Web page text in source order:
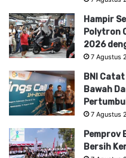
Hampir
Polytron
2026
7 Agustus
BNI
Bawah
7 Agustus
Pemprov
Bersih